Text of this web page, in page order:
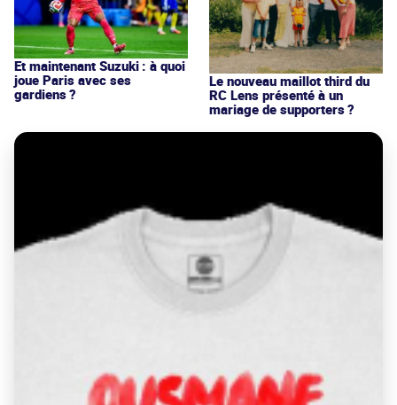
Et maintenant Suzuki : à quoi
joue Paris avec ses
gardiens ?
Le nouveau maillot third du
RC Lens présenté à un
mariage de supporters ?